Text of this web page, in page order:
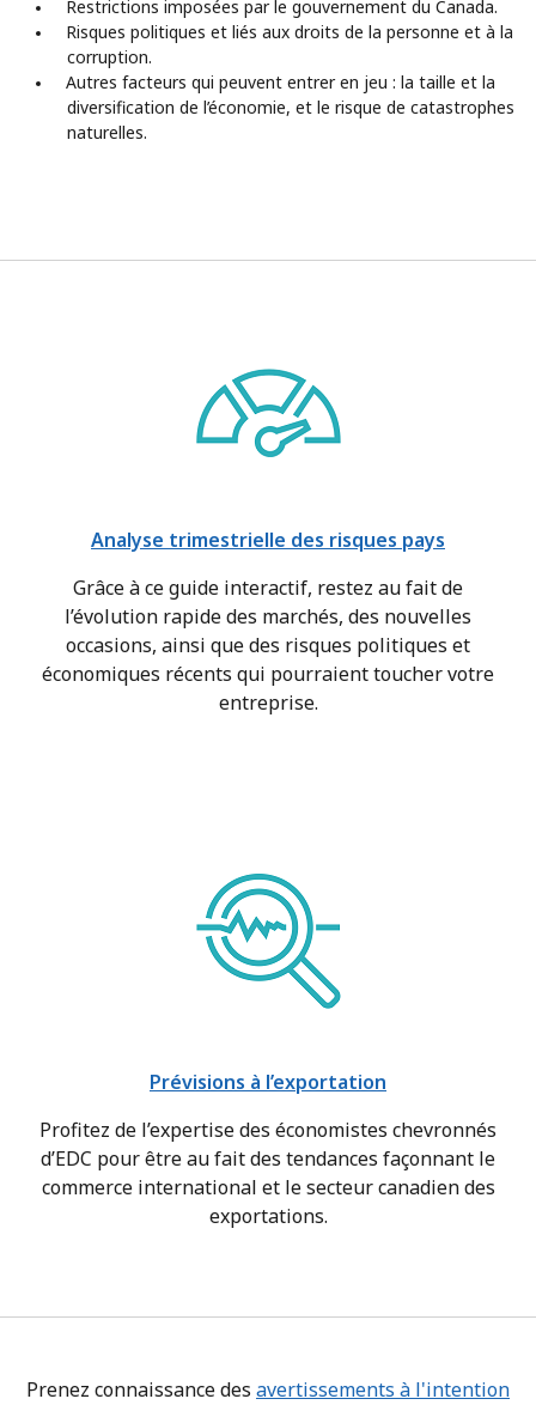
Restrictions imposées par le gouvernement du Canada.
Risques politiques et liés aux droits de la personne et à la
corruption.
Autres facteurs qui peuvent entrer en jeu : la taille et la
diversification de l’économie, et le risque de catastrophes
naturelles.
Analyse trimestrielle des risques pays
Grâce à ce guide interactif, restez au fait de
l’évolution rapide des marchés, des nouvelles
occasions, ainsi que des risques politiques et
économiques récents qui pourraient toucher votre
entreprise.
Prévisions à l’exportation
Profitez de l’expertise des économistes chevronnés
d’EDC pour être au fait des tendances façonnant le
commerce international et le secteur canadien des
exportations.
Prenez connaissance des avertissements à l'intention